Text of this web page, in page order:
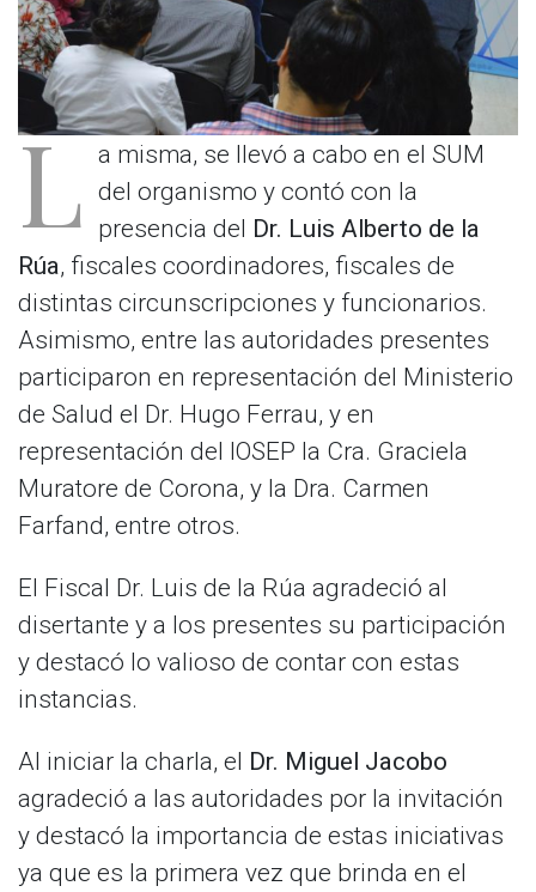
L a misma, se llevó a cabo en el SUM
del organismo y contó con la
presencia del Dr. Luis Alberto de la
Rúa, fiscales coordinadores, fiscales de
distintas circunscripciones y funcionarios.
Asimismo, entre las autoridades presentes
participaron en representación del Ministerio
de Salud el Dr. Hugo Ferrau, y en
representación del IOSEP la Cra. Graciela
Muratore de Corona, y la Dra. Carmen
Farfand, entre otros.
El Fiscal Dr. Luis de la Rúa agradeció al
disertante y a los presentes su participación
y destacó lo valioso de contar con estas
instancias.
Al iniciar la charla, el Dr. Miguel Jacobo
agradeció a las autoridades por la invitación
y destacó la importancia de estas iniciativas
ya que es la primera vez que brinda en el